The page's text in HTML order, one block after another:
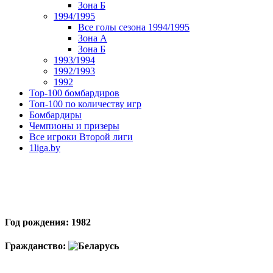
Зона Б
1994/1995
Все голы сезона 1994/1995
Зона А
Зона Б
1993/1994
1992/1993
1992
Top-100 бомбардиров
Топ-100 по количеству игр
Бомбардиры
Чемпионы и призеры
Все игроки Второй лиги
1liga.by
Год рождения: 1982
Гражданство: